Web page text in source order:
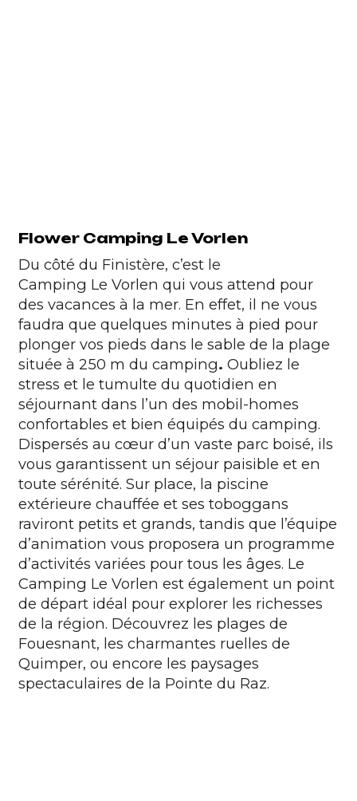
Flower Camping Le Vorlen
Du côté du Finistère, c’est le
Camping Le Vorlen qui vous attend pour
des vacances à la mer. En effet, il ne vous
faudra que quelques minutes à pied pour
plonger vos pieds dans le sable de la plage
située à 250 m du camping. Oubliez le
stress et le tumulte du quotidien en
séjournant dans l’un des mobil-homes
confortables et bien équipés du camping.
Dispersés au cœur d’un vaste parc boisé, ils
vous garantissent un séjour paisible et en
toute sérénité. Sur place, la piscine
extérieure chauffée et ses toboggans
raviront petits et grands, tandis que l’équipe
d’animation vous proposera un programme
d’activités variées pour tous les âges. Le
Camping Le Vorlen est également un point
de départ idéal pour explorer les richesses
de la région. Découvrez les plages de
Fouesnant, les charmantes ruelles de
Quimper, ou encore les paysages
spectaculaires de la Pointe du Raz.